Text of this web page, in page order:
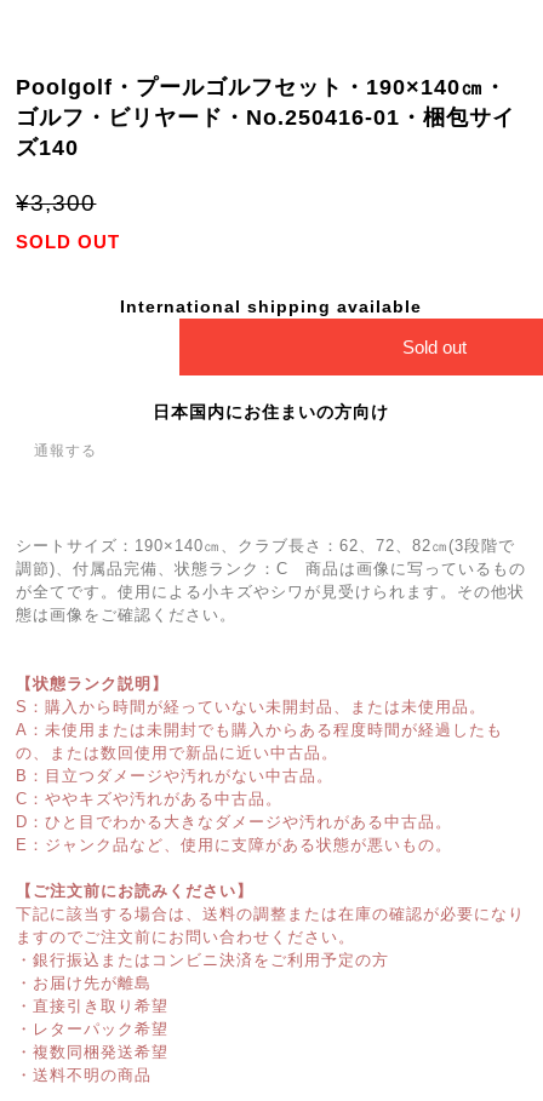
Poolgolf・プールゴルフセット・190×140㎝・
ゴルフ・ビリヤード・No.250416-01・梱包サイ
ズ140
¥3,300
SOLD OUT
International shipping available
Sold out
日本国内にお住まいの方向け
通報する
シートサイズ：190×140㎝、クラブ長さ：62、72、82㎝(3段階で
調節)、付属品完備、状態ランク：C 商品は画像に写っているもの
が全てです。使用による小キズやシワが見受けられます。その他状
態は画像をご確認ください。
【状態ランク説明】
S：購入から時間が経っていない未開封品、または未使用品。
A：未使用または未開封でも購入からある程度時間が経過したも
の、または数回使用で新品に近い中古品。
B：目立つダメージや汚れがない中古品。
C：ややキズや汚れがある中古品。
D：ひと目でわかる大きなダメージや汚れがある中古品。
E：ジャンク品など、使用に支障がある状態が悪いもの。
【ご注文前にお読みください】
下記に該当する場合は、送料の調整または在庫の確認が必要になり
ますのでご注文前にお問い合わせください。
・銀行振込またはコンビニ決済をご利用予定の方
・お届け先が離島
・直接引き取り希望
・レターパック希望
・複数同梱発送希望
・送料不明の商品